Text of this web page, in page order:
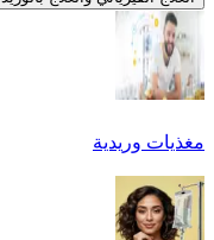
مغذيات وريدية